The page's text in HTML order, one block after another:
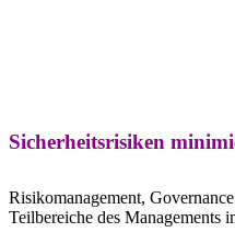
Sicherheitsrisiken
Risikomanagement,
Teilbereiche des Managements